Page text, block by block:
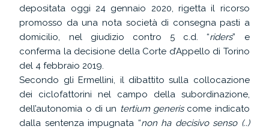
depositata oggi 24 gennaio 2020, rigetta il ricorso
promosso da una nota società di consegna pasti a
domicilio, nel giudizio contro 5 c.d. “riders” e
conferma la decisione della Corte d’Appello di Torino
del 4 febbraio 2019.
Secondo gli Ermellini, il dibattito sulla collocazione
dei ciclofattorini nel campo della subordinazione,
dell’autonomia o di un tertium generiscome indicato
dalla sentenza impugnata “non ha decisivo senso (..)